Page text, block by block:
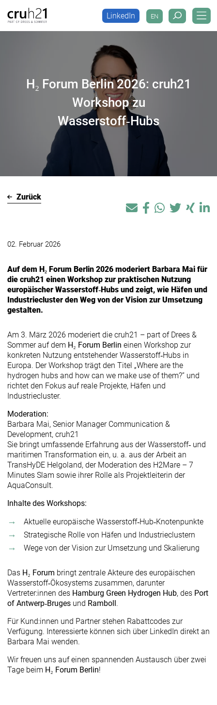
EN
LinkedIn EN
LinkedIn
H₂ Forum Berlin 2026: cruh21
Workshop zu
Wasserstoff‑Hubs
Zurück
02. Februar 2026
Auf dem H₂ Forum Berlin 2026 moderiert Barbara Mai für
die cruh21 einen Workshop zur praktischen Nutzung
europäischer Wasserstoff‑Hubs und zeigt, wie Häfen und
Industriecluster den Weg von der Vision zur Umsetzung
gestalten.
Am 3. März 2026 moderiert die cruh21 – part of Drees &
Sommer auf dem H₂ Forum Berlin einen Workshop zur
konkreten Nutzung entstehender Wasserstoff‑Hubs in
Europa. Der Workshop trägt den Titel „Where are the
hydrogen hubs and how can we make use of them?” und
richtet den Fokus auf reale Projekte, Häfen und
Industriecluster.
Moderation:
Barbara Mai, Senior Manager Communication &
Development, cruh21
Sie bringt umfassende Erfahrung aus der Wasserstoff‑ und
maritimen Transformation ein, u. a. aus der Arbeit an
TransHyDE Helgoland, der Moderation des H2Mare – 7
Minutes Slam sowie ihrer Rolle als Projektleiterin der
AquaConsult.
Inhalte des Workshops:
Aktuelle europäische Wasserstoff‑Hub‑Knotenpunkte
Strategische Rolle von Häfen und Industrieclustern
Wege von der Vision zur Umsetzung und Skalierung
Das H₂ Forum bringt zentrale Akteure des europäischen
Wasserstoff‑Ökosystems zusammen, darunter
Vertreter:innen des Hamburg Green Hydrogen Hub, des Port
of Antwerp‑Bruges und Ramboll.
Für Kund:innen und Partner stehen Rabattcodes zur
Verfügung. Interessierte können sich über LinkedIn direkt an
Barbara Mai wenden.
Wir freuen uns auf einen spannenden Austausch über zwei
Tage beim H₂ Forum Berlin!